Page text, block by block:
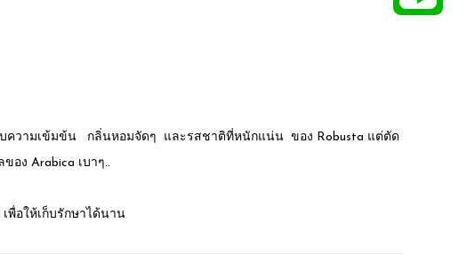
ความเข้มข้น กลิ่นหอมจัดๆ และรสชาติที่หนักแน่น ของ Robusta แต่ตัด
อง Arabica เบาๆ..
พื่อให้เก็บรักษาได้นาน